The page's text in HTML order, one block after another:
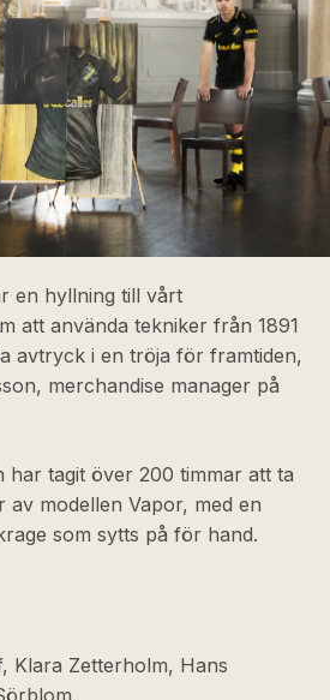
en hyllning till vårt
att använda tekniker från 1891
avtryck i en tröja för framtiden,
merchandise manager på
har tagit över 200 timmar att ta
modellen Vapor, med en
som sytts på för hand.
Klara Zetterholm, Hans